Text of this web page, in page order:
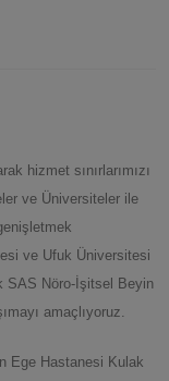
hizmet sınırlarımızı
ve Üniversiteler ile
ve Ufuk Üniversitesi
SAS Nöro-İşitsel Beyin
amaçlıyoruz.
Ege Hastanesi Kulak